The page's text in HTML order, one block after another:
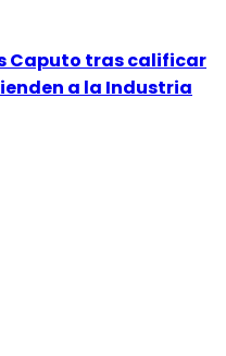
Caputo tras calificar
a la Industria